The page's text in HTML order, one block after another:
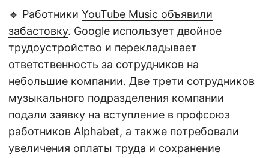
🔸 Работники YouTube Musiс объявили
забастовку. Google использует двойное
трудоустройство и перекладывает
ответственность за сотрудников на
небольшие компании. Две трети сотрудников
музыкального подразделения компании
подали заявку на вступление в профсоюз
работников Alphabet, а также потребовали
увеличения оплаты труда и сохранение